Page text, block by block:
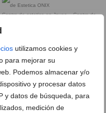
utilizamos cookies y
para mejorar su
Podemos almacenar y/o
y procesar datos
y datos de búsqueda, para
medición de
Centro de estetica en Javea – Centro de
Hacerse las uñas en Javea – Centro de